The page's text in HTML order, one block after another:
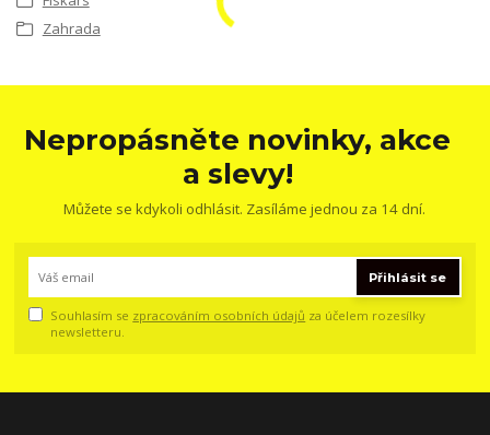
Zahrada
Nepropásněte novinky, akce
a slevy!
Můžete se kdykoli odhlásit. Zasíláme jednou za 14 dní.
Přihlásit se
Souhlasím se zpracováním osobních údajů za účelem rozesílky
newsletteru.